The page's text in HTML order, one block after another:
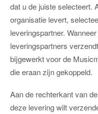
dat u de juiste selecteert.
organisatie levert,
leveringspartner.
leveringspartners
bijgewerkt voor de
die eraan zijn gekoppeld.
Aan de rechterkant van
deze levering wilt